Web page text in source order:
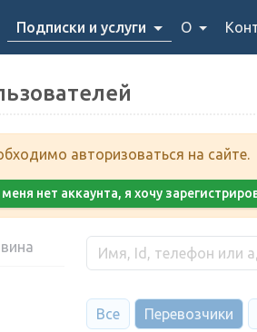
Подписки и услуги О
авторизоваться на сайте.
нет аккаунта, я хочу
Все Перевозчики